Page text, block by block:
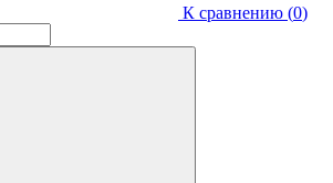
К сравнению (0)